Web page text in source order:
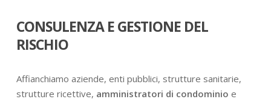
CONSULENZA E GESTIONE DEL
RISCHIO
Affianchiamo aziende, enti pubblici, strutture sanitarie,
strutture ricettive, amministratori di condominio e